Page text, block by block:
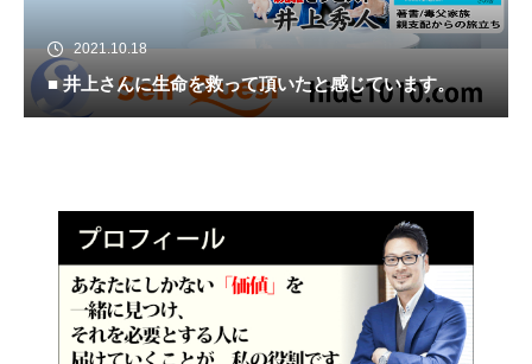
2021.10.18
■ 井上さんに生命を救って頂いたと感じています。